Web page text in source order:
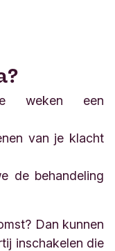
weken een
van je klacht
de behandeling
Dan kunnen
inschakelen die